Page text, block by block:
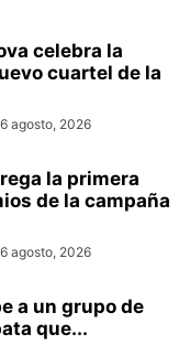
celebra la
cuartel de la
6 agosto, 2026
la primera
de la campaña
6 agosto, 2026
a un grupo de
que...